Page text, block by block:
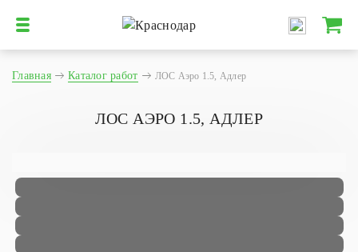
Главная Каталог работ ЛОС Аэро 1.5, Адлер
ЛОС АЭРО 1.5, АДЛЕР